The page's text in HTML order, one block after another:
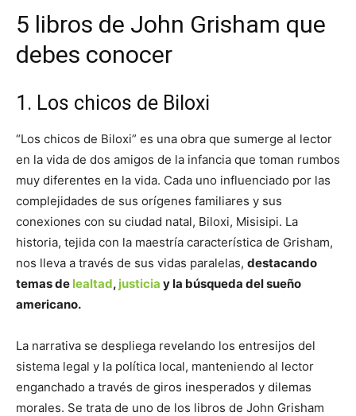
5 libros de John Grisham que
debes conocer
1. Los chicos de Biloxi
“Los chicos de Biloxi” es una obra que sumerge al lector
en la vida de dos amigos de la infancia que toman rumbos
muy diferentes en la vida. Cada uno influenciado por las
complejidades de sus orígenes familiares y sus
conexiones con su ciudad natal, Biloxi, Misisipi. La
historia, tejida con la maestría característica de Grisham,
nos lleva a través de sus vidas paralelas, destacando
temas de lealtad, justicia y la búsqueda del sueño
americano.
La narrativa se despliega revelando los entresijos del
sistema legal y la política local, manteniendo al lector
enganchado a través de giros inesperados y dilemas
morales. Se trata de uno de los libros de John Grisham